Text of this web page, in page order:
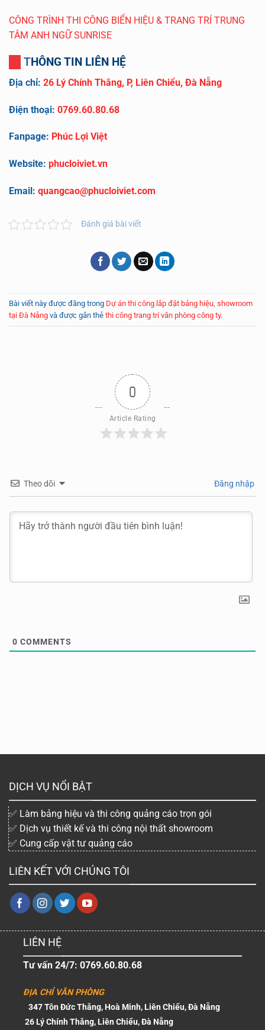
CÔNG TRÌNH THI CÔNG BIỂN HIỆU & TRANG TRÍ TRUNG
TÂM ANH NGỮ SUNRISE
THÔNG TIN LIÊN HỆ
Địa chỉ: 26 Lý Chính Thắng, P, Liên Chiểu, Đà Nẵng
Điện thoại: 0769.60.80.68
Fanpage: Phúc Lợi Việt
Website: phucloiviet.vn
Email: quangcao@phucloiviet.com
Đánh giá bài viết
Bài viết này được đăng trong Dự án thi công lắp đặt bảng hiệu, showroom
tại Đà Nẵng và được gắn thẻ thi công trang trí văn phòng công ty.
0
Article Rating
Theo dõi Đăng nhập
0 COMMENTS
DỊCH VỤ NỔI BẬT
✅ Làm bảng hiệu và thi công quảng cáo trọn gói
✅ Dịch vụ thiết kế và thi công nội thất showroom
✅ Cung cấp vật tư quảng cáo
LIÊN KẾT VỚI CHÚNG TÔI
LIÊN HỆ
Tư vấn 24/7: 0769.60.80.68
ĐỊA CHỈ VĂN PHÒNG
347 Tôn Đức Thắng, Hoà Minh, Liên Chiểu, Đà Nẵng
26 Lý Chính Thắng, Liên Chiểu, Đà Nẵng